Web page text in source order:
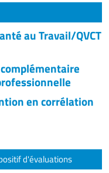
au Travail/QVCT
en corrélation
d'évaluations